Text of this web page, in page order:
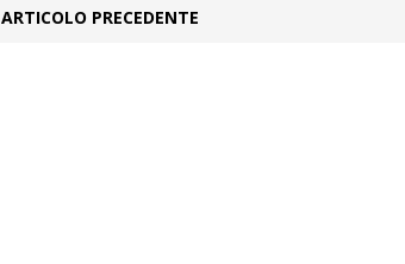
ARTICOLO PRECEDENTE